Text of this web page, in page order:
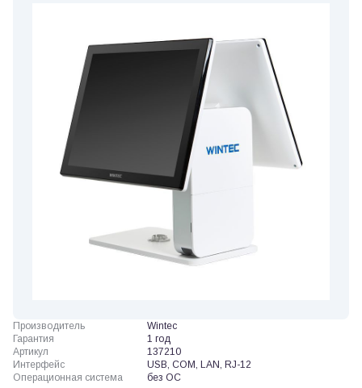
Производитель
Wintec
Гарантия
1 год
Артикул
137210
Интерфейс
USB, COM, LAN, RJ-12
Операционная система
без ОС